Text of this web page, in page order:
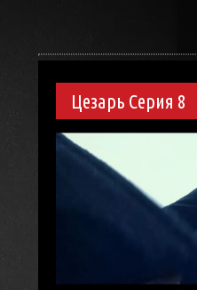
Цезарь Серия 8